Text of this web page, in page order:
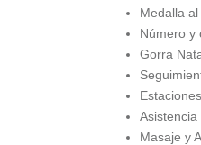
Medalla
Número y
Gorra
Asistencia
Masaje y